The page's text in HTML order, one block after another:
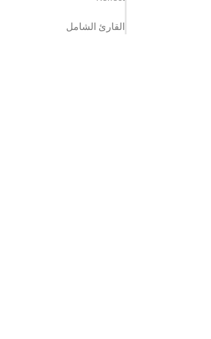
القارئ الشامل